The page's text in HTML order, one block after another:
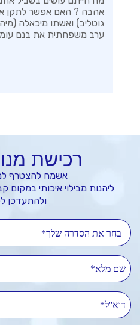
אהבה ? האם אפשר לתקן
גוטליב) ואשתו מיכאלה
ערב משפחתית את בנם
רכישת
אשמח להצטרף
ליהנות מבילוי איכותי
ולהתעדכן
בחר את הסדרה שלך*